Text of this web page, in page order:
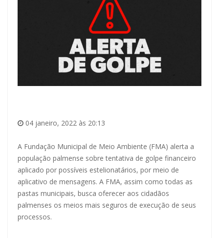
04 janeiro, 2022 às 20:13
A Fundação Municipal de Meio Ambiente (FMA) alerta a
população palmense sobre tentativa de golpe financeiro
aplicado por possíveis estelionatários, por meio de
aplicativo de mensagens. A FMA, assim como todas as
pastas municipais, busca oferecer aos cidadãos
palmenses os meios mais seguros de execução de seus
processos.